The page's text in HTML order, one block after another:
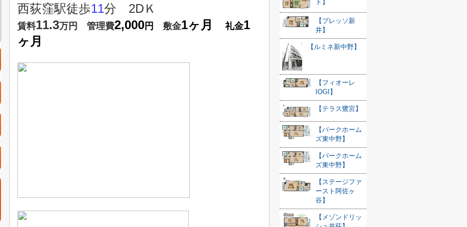
西荻窪駅徒歩11分 2DＫ
賃料11.3万円 管理費2,000 円 敷金1ヶ月 礼金1
ヶ月
ト】
【プレッソ新
井】
【ルミネ新中野】
【フィオーレ
IOGI】
【テラス鷺宮】
【パークホーム
ズ東中野】
【パークホーム
ズ東中野】
【ステージファ
ースト阿佐ヶ
谷】
【メゾンドリッ